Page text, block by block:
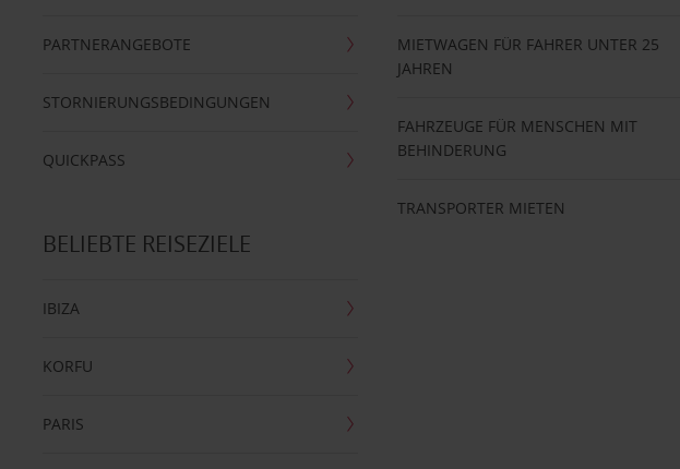
PARTNERANGEBOTE
STORNIERUNGSBEDINGUNGEN
QUICKPASS
MIETWAGEN FÜR FAHRER UNTER 25
JAHREN
FAHRZEUGE FÜR MENSCHEN MIT
BEHINDERUNG
TRANSPORTER MIETEN
BELIEBTE REISEZIELE
IBIZA
KORFU
PARIS